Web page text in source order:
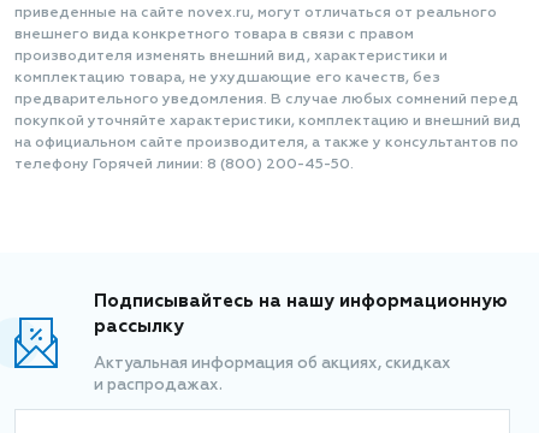
приведенные на сайте novex.ru, могут отличаться от реального
внешнего вида конкретного товара в связи с правом
производителя изменять внешний вид, характеристики и
комплектацию товара, не ухудшающие его качеств, без
предварительного уведомления. В случае любых сомнений перед
покупкой уточняйте характеристики, комплектацию и внешний вид
на официальном сайте производителя, а также у консультантов по
телефону Горячей линии: 8 (800) 200-45-50.
Подписывайтесь на нашу информационную
рассылку
Актуальная информация об акциях, скидках
и распродажах.